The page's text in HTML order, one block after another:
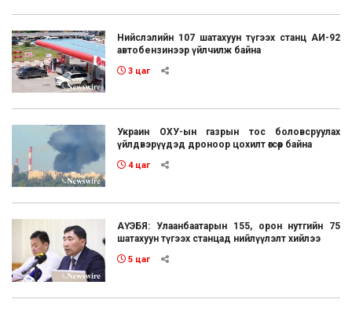
Нийслэлийн 107 шатахуун түгээх станц АИ-92
автобензинээр үйлчилж байна
3 цаг
Украин ОХУ-ын газрын тос боловсруулах
үйлдвэрүүдэд дроноор цохилт өгсөөр байна
4 цаг
АҮЭБЯ: Улаанбаатарын 155, орон нутгийн 75
шатахуун түгээх станцад нийлүүлэлт хийлээ
5 цаг